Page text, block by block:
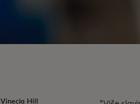
Vinecia Hill